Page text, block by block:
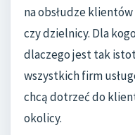
na obsłudze
czy dzielnicy. Dla
dlaczego jest tak
wszystkich firm
chcą dotrzeć do
okolicy.